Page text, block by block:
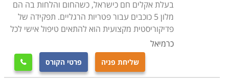
בעלת אקלים חם כישראל, כשהחום והלחות בה הם
מלון 5 כוכבים עבור פטריות הרגליים. תפקידה של
פדיקוריסטית מקצועית הוא להתאים טיפול אישי לכל
כרמיאל
שליחת פניה פרטי הקורס 